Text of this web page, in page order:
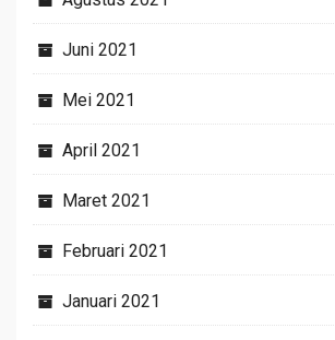
Juni 2021
Mei 2021
April 2021
Maret 2021
Februari 2021
Januari 2021